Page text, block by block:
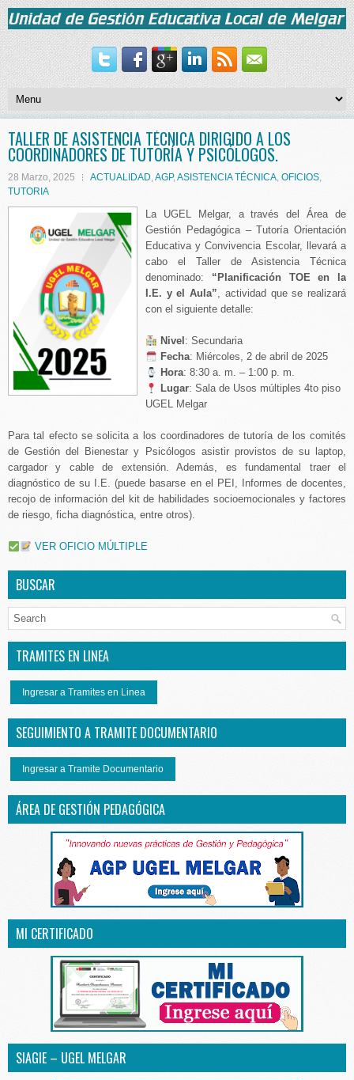
TALLER DE ASISTENCIA TÉCNICA DIRIGIDO A LOS
COORDINADORES DE TUTORÍA Y PSICÓLOGOS.
28 Marzo, 2025 ACTUALIDAD,AGP,ASISTENCIA TÉCNICA, OFICIOS,
TUTORIA
La UGEL Melgar, a través del Área de
Gestión Pedagógica – Tutoría Orientación
Educativa y Convivencia Escolar, llevará a
cabo el Taller de Asistencia Técnica
denominado: “Planificación TOE en la
I.E. y el Aula”, actividad que se realizará
con el siguiente detalle:
Nivel : Secundaria
Fecha: Miércoles, 2 de abril de 2025
Hora: 8:30 a. m. – 1:00 p. m.
Lugar: Sala de Usos múltiples 4to piso
UGEL Melgar
Para tal efecto se solicita a los coordinadores de tutoría de los comités
de Gestión del Bienestar y Psicólogos asistir provistos de su laptop,
cargador y cable de extensión. Además, es fundamental traer el
diagnóstico de su I.E. (puede basarse en el PEI, Informes de docentes,
recojo de información del kit de habilidades socioemocionales y factores
de riesgo, ficha diagnóstica, entre otros).
VER OFICIO MÚLTIPLE
BUSCAR
TRAMITES EN LINEA
Ingresar a Tramites en Linea
SEGUIMIENTO A TRAMITE DOCUMENTARIO
Ingresar a Tramite Documentario
ÁREA DE GESTIÓN PEDAGÓGICA
MI CERTIFICADO
SIAGIE – UGEL MELGAR